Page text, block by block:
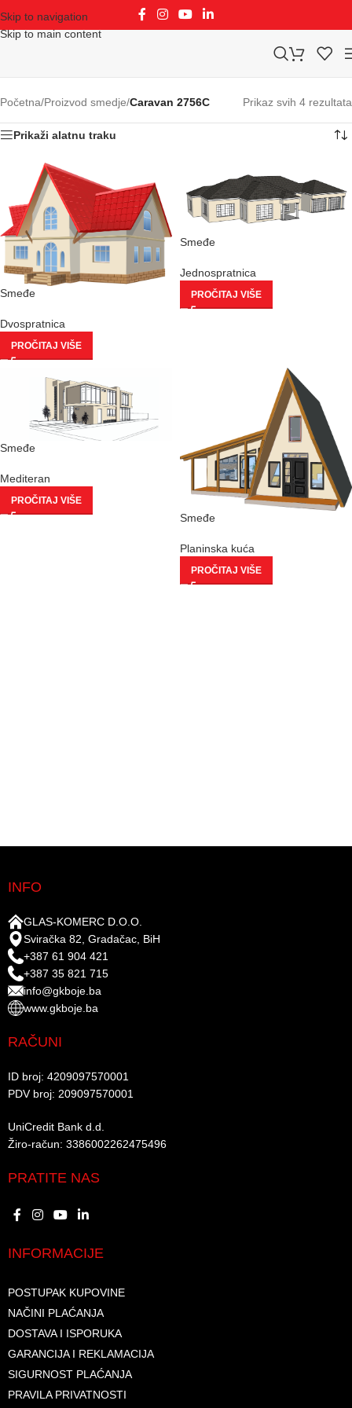
Skip to navigation
Skip to main content
Početna/Proizvod smedje/Caravan 2756C Prikaz svih 4 rezultata
Prikaži alatnu traku
Smeđe
Dvospratnica
PROČITAJ VIŠE
Smeđe
Jednospratnica
PROČITAJ VIŠE
Smeđe
Mediteran
PROČITAJ VIŠE
Smeđe
Planinska kuća
PROČITAJ VIŠE
INFO
GLAS-KOMERC D.O.O.
Sviračka 82, Gradačac, BiH
+387 61 904 421
+387 35 821 715
info@gkboje.ba
www.gkboje.ba
RAČUNI
ID broj: 4209097570001​
PDV broj: 209097570001 ​
UniCredit Bank d.d.​
Žiro-račun: 3386002262475496​​
PRATITE NAS
INFORMACIJE
POSTUPAK KUPOVINE
NAČINI PLAĆANJA
DOSTAVA I ISPORUKA
GARANCIJA I REKLAMACIJA
SIGURNOST PLAĆANJA
PRAVILA PRIVATNOSTI